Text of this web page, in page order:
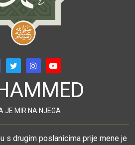
JE MIR NA NJEGA
s drugim poslanicima prije mene je